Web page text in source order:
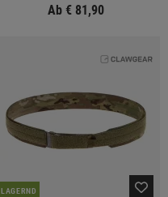
Ab € 81,90
LAGERND